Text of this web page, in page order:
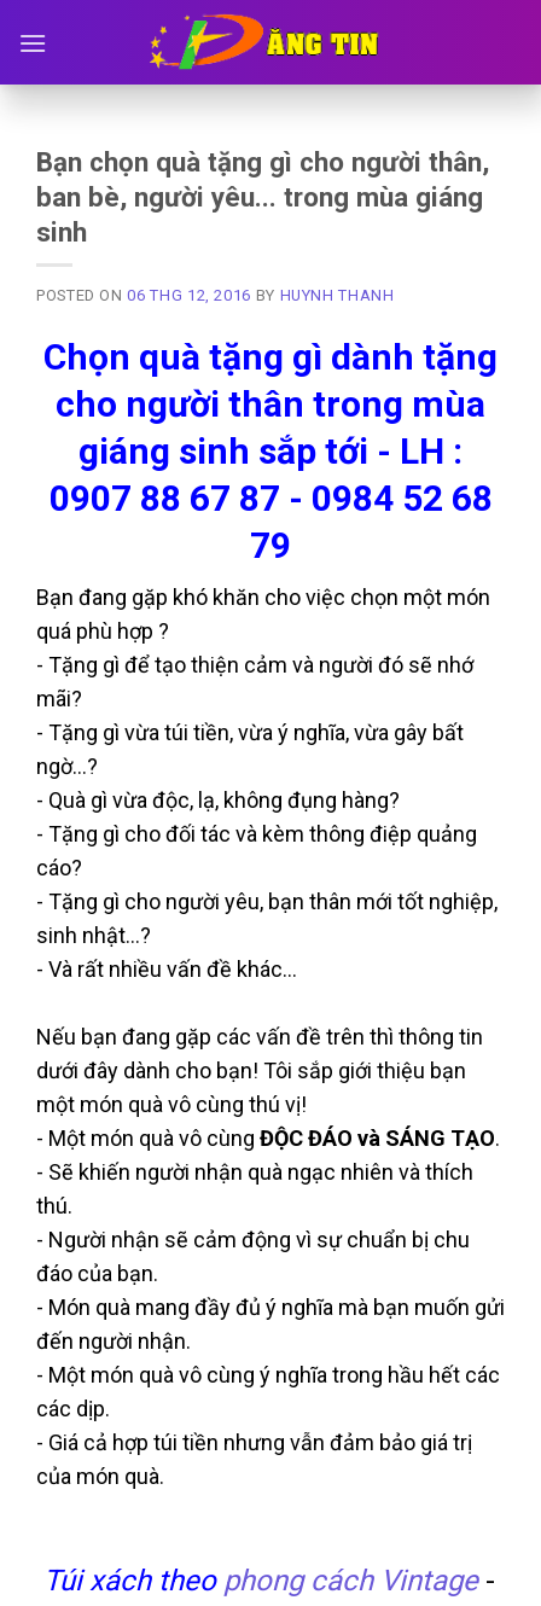
Bạn chọn quà tặng gì cho người thân,
ban bè, người yêu... trong mùa giáng
sinh
POSTED ON06 THG 12, 2016 BY HUYNH THANH
Chọn quà tặng gì dành tặng
cho người thân trong mùa
giáng sinh sắp tới - LH :
0907 88 67 87 - 0984 52 68
79
Bạn đang gặp khó khăn cho việc chọn một món
quá phù hợp ?
- Tặng gì để tạo thiện cảm và người đó sẽ nhớ
mãi?
- Tặng gì vừa túi tiền, vừa ý nghĩa, vừa gây bất
ngờ...?
- Quà gì vừa độc, lạ, không đụng hàng?
- Tặng gì cho đối tác và kèm thông điệp quảng
cáo?
- Tặng gì cho người yêu, bạn thân mới tốt nghiệp,
sinh nhật...?
- Và rất nhiều vấn đề khác...
Nếu bạn đang gặp các vấn đề trên thì thông tin
dưới đây dành cho bạn! Tôi sắp giới thiệu bạn
một món quà vô cùng thú vị!
- Một món quà vô cùng ĐỘC ĐÁO và SÁNG TẠO.
- Sẽ khiến người nhận quà ngạc nhiên và thích
thú.
- Người nhận sẽ cảm động vì sự chuẩn bị chu
đáo của bạn.
- Món quà mang đầy đủ ý nghĩa mà bạn muốn gửi
đến người nhận.
- Một món quà vô cùng ý nghĩa trong hầu hết các
các dịp.
- Giá cả hợp túi tiền nhưng vẫn đảm bảo giá trị
của món quà.
Túi xách theo phong cách Vintage-